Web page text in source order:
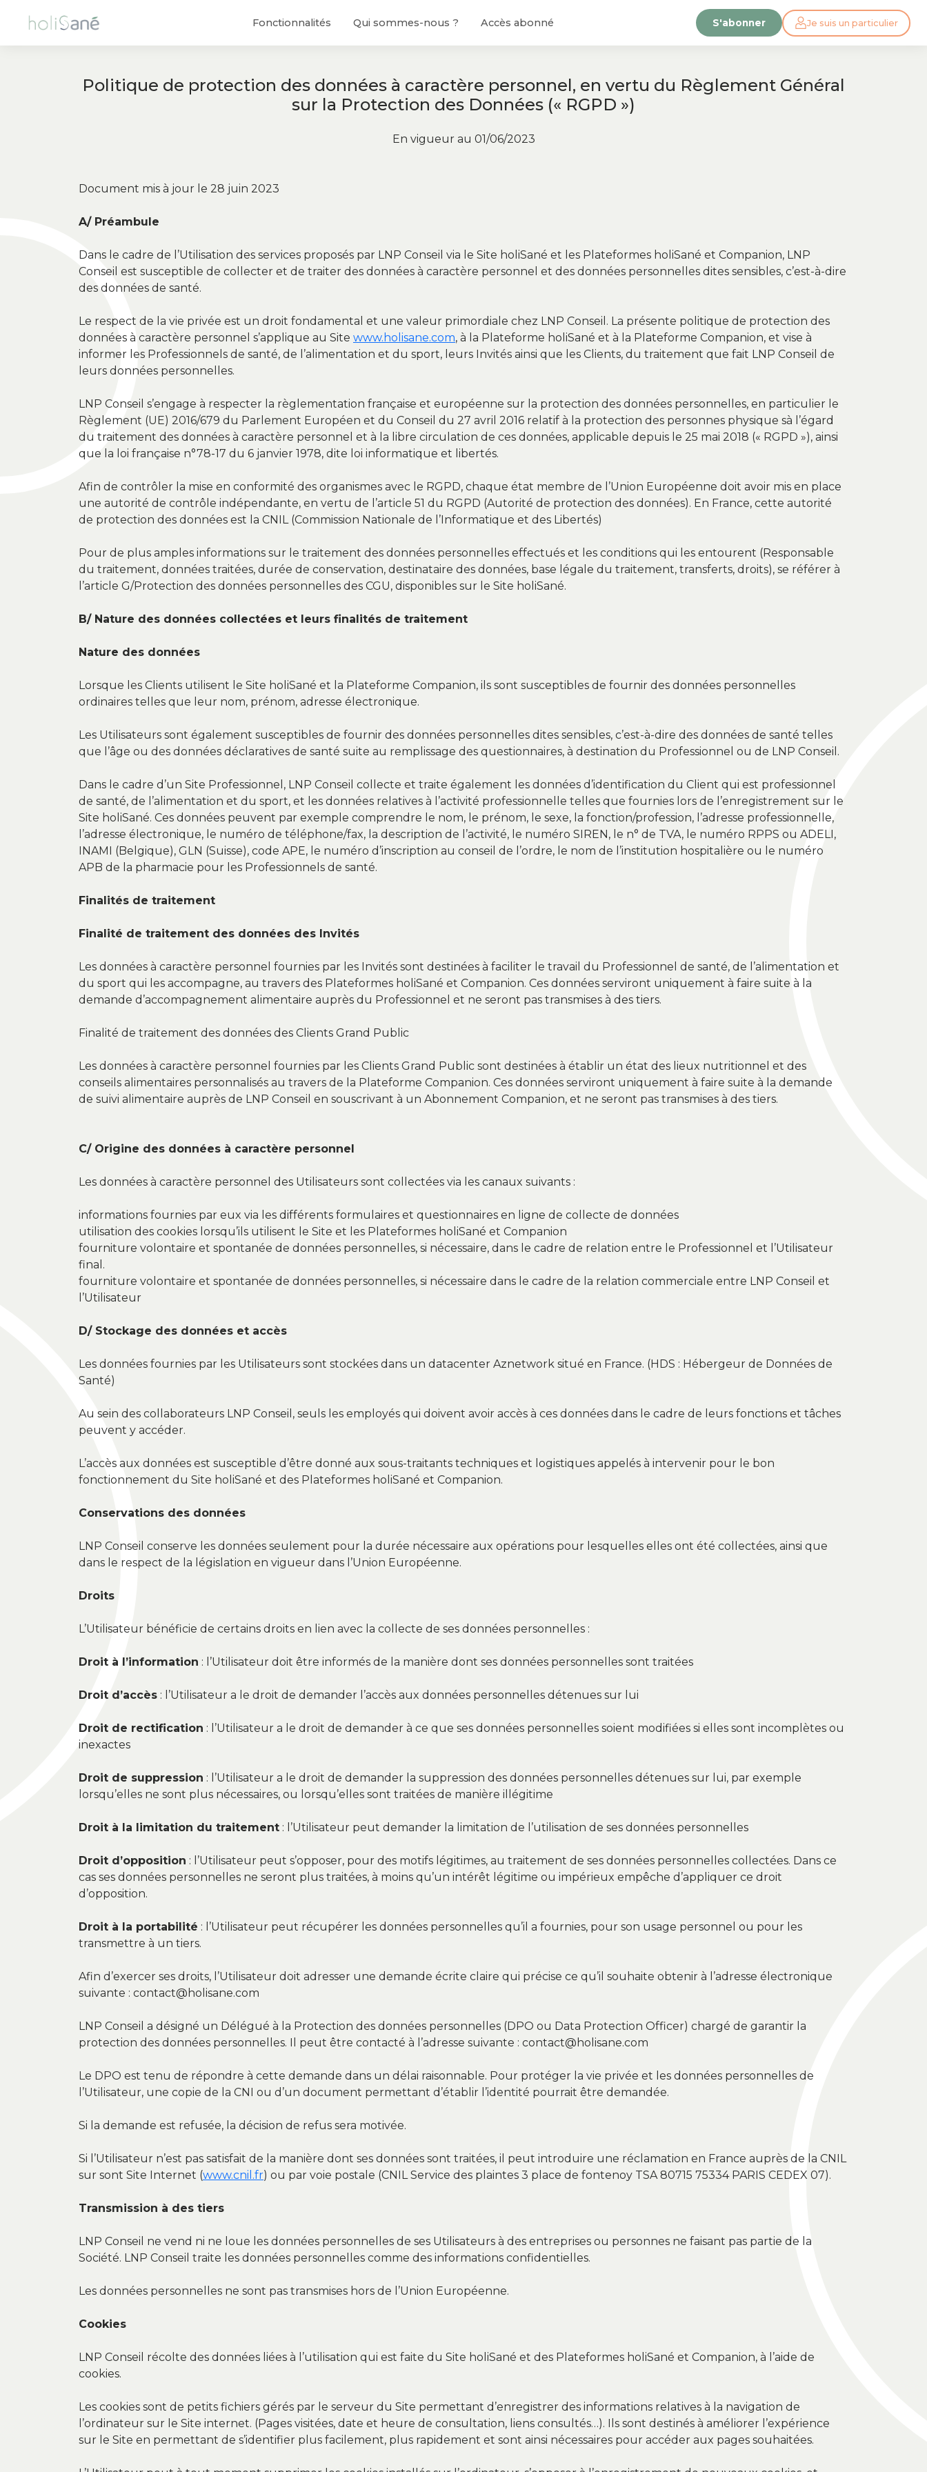
Fonctionnalités Qui sommes-nous ? Accès abonné S'abonner Je suis un particulier
Politique de protection des données à caractère personnel, en vertu du Règlement Général
sur la Protection des Données (« RGPD »)
En vigueur au 01/06/2023
Document mis à jour le 28 juin 2023
A/ Préambule
Dans le cadre de l’Utilisation des services proposés par LNP Conseil via le Site holiSané et les Plateformes holiSané et Companion, LNP
Conseil est susceptible de collecter et de traiter des données à caractère personnel et des données personnelles dites sensibles, c’est-à-dire
des données de santé.
Le respect de la vie privée est un droit fondamental et une valeur primordiale chez LNP Conseil. La présente politique de protection des
données à caractère personnel s’applique au Site www.holisane.com, à la Plateforme holiSané et à la Plateforme Companion, et vise à
informer les Professionnels de santé, de l’alimentation et du sport, leurs Invités ainsi que les Clients, du traitement que fait LNP Conseil de
leurs données personnelles.
LNP Conseil s’engage à respecter la règlementation française et européenne sur la protection des données personnelles, en particulier le
Règlement (UE) 2016/679 du Parlement Européen et du Conseil du 27 avril 2016 relatif à la protection des personnes physique sà l’égard
du traitement des données à caractère personnel et à la libre circulation de ces données, applicable depuis le 25 mai 2018 (« RGPD »), ainsi
que la loi française n°78-17 du 6 janvier 1978, dite loi informatique et libertés.
Afin de contrôler la mise en conformité des organismes avec le RGPD, chaque état membre de l’Union Européenne doit avoir mis en place
une autorité de contrôle indépendante, en vertu de l’article 51 du RGPD (Autorité de protection des données). En France, cette autorité
de protection des données est la CNIL (Commission Nationale de l’Informatique et des Libertés)
Pour de plus amples informations sur le traitement des données personnelles effectués et les conditions qui les entourent (Responsable
du traitement, données traitées, durée de conservation, destinataire des données, base légale du traitement, transferts, droits), se référer à
l’article G/Protection des données personnelles des CGU, disponibles sur le Site holiSané.
B/ Nature des données collectées et leurs finalités de traitement
Nature des données
Lorsque les Clients utilisent le Site holiSané et la Plateforme Companion, ils sont susceptibles de fournir des données personnelles
ordinaires telles que leur nom, prénom, adresse électronique.
Les Utilisateurs sont également susceptibles de fournir des données personnelles dites sensibles, c’est-à-dire des données de santé telles
que l’âge ou des données déclaratives de santé suite au remplissage des questionnaires, à destination du Professionnel ou de LNP Conseil.
Dans le cadre d’un Site Professionnel, LNP Conseil collecte et traite également les données d’identification du Client qui est professionnel
de santé, de l’alimentation et du sport, et les données relatives à l’activité professionnelle telles que fournies lors de l’enregistrement sur le
Site holiSané. Ces données peuvent par exemple comprendre le nom, le prénom, le sexe, la fonction/profession, l’adresse professionnelle,
l’adresse électronique, le numéro de téléphone/fax, la description de l’activité, le numéro SIREN, le n° de TVA, le numéro RPPS ou ADELI,
INAMI (Belgique), GLN (Suisse), code APE, le numéro d’inscription au conseil de l’ordre, le nom de l’institution hospitalière ou le numéro
APB de la pharmacie pour les Professionnels de santé.
Finalités de traitement
Finalité de traitement des données des Invités
Les données à caractère personnel fournies par les Invités sont destinées à faciliter le travail du Professionnel de santé, de l’alimentation et
du sport qui les accompagne, au travers des Plateformes holiSané et Companion. Ces données serviront uniquement à faire suite à la
demande d’accompagnement alimentaire auprès du Professionnel et ne seront pas transmises à des tiers.
Finalité de traitement des données des Clients Grand Public
Les données à caractère personnel fournies par les Clients Grand Public sont destinées à établir un état des lieux nutritionnel et des
conseils alimentaires personnalisés au travers de la Plateforme Companion. Ces données serviront uniquement à faire suite à la demande
de suivi alimentaire auprès de LNP Conseil en souscrivant à un Abonnement Companion, et ne seront pas transmises à des tiers.
C/ Origine des données à caractère personnel
Les données à caractère personnel des Utilisateurs sont collectées via les canaux suivants :
informations fournies par eux via les différents formulaires et questionnaires en ligne de collecte de données
utilisation des cookies lorsqu’ils utilisent le Site et les Plateformes holiSané et Companion
fourniture volontaire et spontanée de données personnelles, si nécessaire, dans le cadre de relation entre le Professionnel et l’Utilisateur
final.
fourniture volontaire et spontanée de données personnelles, si nécessaire dans le cadre de la relation commerciale entre LNP Conseil et
l’Utilisateur
D/ Stockage des données et accès
Les données fournies par les Utilisateurs sont stockées dans un datacenter Aznetwork situé en France. (HDS : Hébergeur de Données de
Santé)
Au sein des collaborateurs LNP Conseil, seuls les employés qui doivent avoir accès à ces données dans le cadre de leurs fonctions et tâches
peuvent y accéder.
L’accès aux données est susceptible d’être donné aux sous-traitants techniques et logistiques appelés à intervenir pour le bon
fonctionnement du Site holiSané et des Plateformes holiSané et Companion.
Conservations des données
LNP Conseil conserve les données seulement pour la durée nécessaire aux opérations pour lesquelles elles ont été collectées, ainsi que
dans le respect de la législation en vigueur dans l’Union Européenne.
Droits
L’Utilisateur bénéficie de certains droits en lien avec la collecte de ses données personnelles :
Droit à l’information : l’Utilisateur doit être informés de la manière dont ses données personnelles sont traitées
Droit d’accès : l’Utilisateur a le droit de demander l’accès aux données personnelles détenues sur lui
Droit de rectification : l’Utilisateur a le droit de demander à ce que ses données personnelles soient modifiées si elles sont incomplètes ou
inexactes
Droit de suppression : l’Utilisateur a le droit de demander la suppression des données personnelles détenues sur lui, par exemple
lorsqu’elles ne sont plus nécessaires, ou lorsqu’elles sont traitées de manière illégitime
Droit à la limitation du traitement : l’Utilisateur peut demander la limitation de l’utilisation de ses données personnelles
Droit d’opposition : l’Utilisateur peut s’opposer, pour des motifs légitimes, au traitement de ses données personnelles collectées. Dans ce
cas ses données personnelles ne seront plus traitées, à moins qu’un intérêt légitime ou impérieux empêche d’appliquer ce droit
d’opposition.
Droit à la portabilité : l’Utilisateur peut récupérer les données personnelles qu’il a fournies, pour son usage personnel ou pour les
transmettre à un tiers.
Afin d’exercer ses droits, l’Utilisateur doit adresser une demande écrite claire qui précise ce qu’il souhaite obtenir à l’adresse électronique
suivante : contact@holisane.com
LNP Conseil a désigné un Délégué à la Protection des données personnelles (DPO ou Data Protection Officer) chargé de garantir la
protection des données personnelles. Il peut être contacté à l’adresse suivante : contact@holisane.com
Le DPO est tenu de répondre à cette demande dans un délai raisonnable. Pour protéger la vie privée et les données personnelles de
l’Utilisateur, une copie de la CNI ou d’un document permettant d’établir l’identité pourrait être demandée.
Si la demande est refusée, la décision de refus sera motivée.
Si l’Utilisateur n’est pas satisfait de la manière dont ses données sont traitées, il peut introduire une réclamation en France auprès de la CNIL
sur sont Site Internet (www.cnil.fr) ou par voie postale (CNIL Service des plaintes 3 place de fontenoy TSA 80715 75334 PARIS CEDEX 07).
Transmission à des tiers
LNP Conseil ne vend ni ne loue les données personnelles de ses Utilisateurs à des entreprises ou personnes ne faisant pas partie de la
Société. LNP Conseil traite les données personnelles comme des informations confidentielles.
Les données personnelles ne sont pas transmises hors de l’Union Européenne.
Cookies
LNP Conseil récolte des données liées à l’utilisation qui est faite du Site holiSané et des Plateformes holiSané et Companion, à l’aide de
cookies.
Les cookies sont de petits fichiers gérés par le serveur du Site permettant d’enregistrer des informations relatives à la navigation de
l’ordinateur sur le Site internet. (Pages visitées, date et heure de consultation, liens consultés…). Ils sont destinés à améliorer l’expérience
sur le Site en permettant de s’identifier plus facilement, plus rapidement et sont ainsi nécessaires pour accéder aux pages souhaitées.